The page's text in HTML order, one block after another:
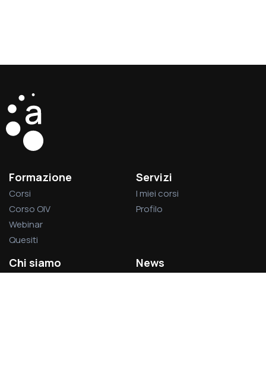
Formazione
Corsi
Corso OIV
Webinar
Quesiti
Servizi
I miei corsi
Profilo
Chi siamo News